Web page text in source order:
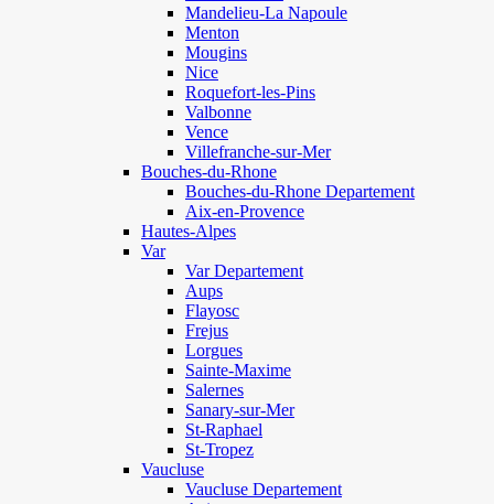
Mandelieu-La Napoule
Menton
Mougins
Nice
Roquefort-les-Pins
Valbonne
Vence
Villefranche-sur-Mer
Bouches-du-Rhone
Bouches-du-Rhone Departement
Aix-en-Provence
Hautes-Alpes
Var
Var Departement
Aups
Flayosc
Frejus
Lorgues
Sainte-Maxime
Salernes
Sanary-sur-Mer
St-Raphael
St-Tropez
Vaucluse
Vaucluse Departement